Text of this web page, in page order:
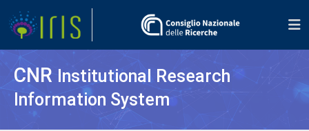
CNR Institutional Research
Information System